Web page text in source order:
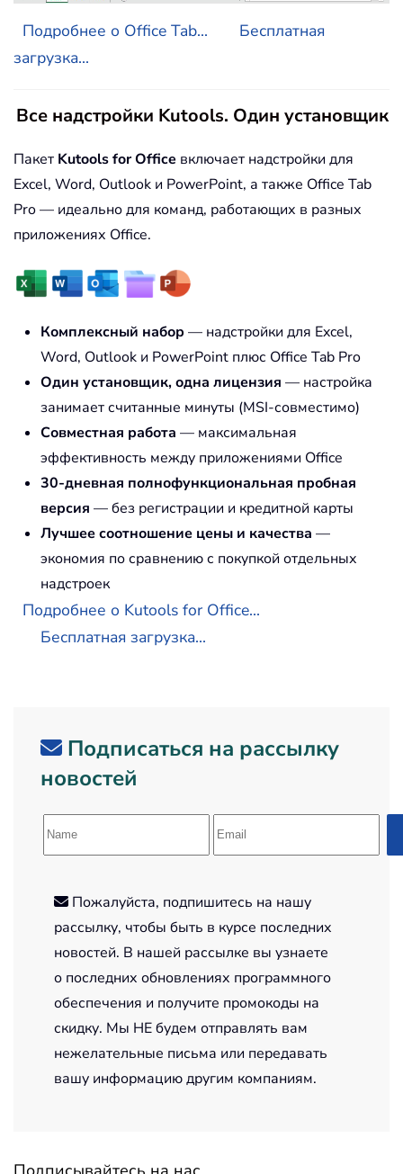
Подробнее о Office Tab...
Бесплатная
загрузка...
Все надстройки Kutools. Один установщик
Пакет Kutools for Office включает надстройки для
Excel, Word, Outlook и PowerPoint, а также Office Tab
Pro — идеально для команд, работающих в разных
приложениях Office.
Комплексный набор — надстройки для Excel,
Word, Outlook и PowerPoint плюс Office Tab Pro
Один установщик, одна лицензия — настройка
занимает считанные минуты (MSI-совместимо)
Совместная работа — максимальная
эффективность между приложениями Office
30-дневная полнофункциональная пробная
версия — без регистрации и кредитной карты
Лучшее соотношение цены и качества —
экономия по сравнению с покупкой отдельных
надстроек
Подробнее о Kutools for Office...
Бесплатная загрузка...
Подписаться на рассылку
новостей
Пожалуйста, подпишитесь на нашу
рассылку, чтобы быть в курсе последних
новостей. В нашей рассылке вы узнаете
о последних обновлениях программного
обеспечения и получите промокоды на
скидку. Мы НЕ будем отправлять вам
нежелательные письма или передавать
вашу информацию другим компаниям.